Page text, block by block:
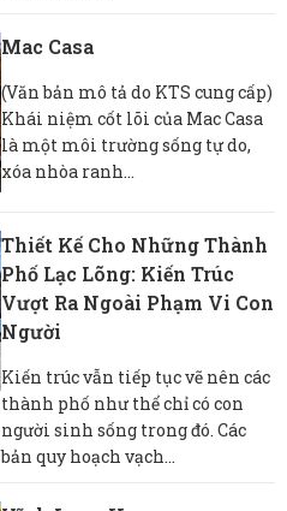
Mac Casa
(Văn bản mô tả do KTS cung cấp)
Khái niệm cốt lõi của Mac Casa
là một môi trường sống tự do,
xóa nhòa ranh...
Thiết Kế Cho Những Thành
Phố Lạc Lõng: Kiến Trúc
Vượt Ra Ngoài Phạm Vi Con
Người
Kiến trúc vẫn tiếp tục vẽ nên các
thành phố như thể chỉ có con
người sinh sống trong đó. Các
bản quy hoạch vạch...